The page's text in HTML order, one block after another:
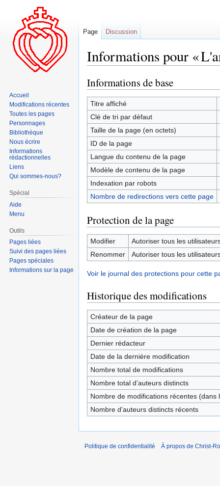
Informations pour «
Aller
à
la
navigation
Aller
à
la
recherche
Informations de base
Titre affiché
Clé de tri par défaut
Taille de la page (en octets)
ID de la page
Langue du contenu de la page
Modèle de contenu de la page
Indexation par robots
Nombre de redirections vers cette page
Protection de la page
Modifier
Autoriser tous les
Renommer
Autoriser tous les
Voir le journal des protections pour cette
Historique des modifications
Créateur de la page
Date de création de la page
Dernier rédacteur
Date de la dernière modification
Nombre total de modifications
Nombre total d’auteurs distincts
Nombre de modifications récentes (dans
Nombre d’auteurs distincts récents
Page Discussion
Accueil
Modifications récentes
Toutes les pages
Personnages
Bibliothèque
Nous écrire
Informations
rédactionnelles
Liens
Qui sommes-nous?
Spécial
Aide
Menu
Outils
Pages liées
Suivi des pages liées
Pages spéciales
Informations sur la page
Politique de confidentialité À propos de Christ-